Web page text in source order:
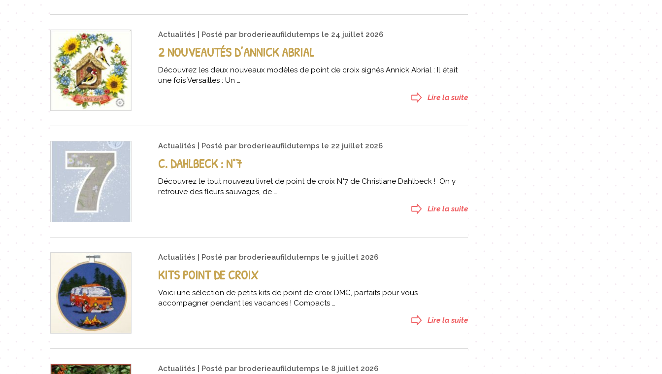
Actualités Posté par broderieaufildutemps le 24 juillet 2026
2 NOUVEAUTÉS D’ANNICK ABRIAL
Découvrez les deux nouveaux modèles de point de croix signés Annick Abrial : Il était
une fois Versailles : Un …
Lire la suite
Actualités Posté par broderieaufildutemps le 22 juillet 2026
C. DAHLBECK : N°7
Découvrez le tout nouveau livret de point de croix N°7 de Christiane Dahlbeck ! On y
retrouve des fleurs sauvages, de …
Lire la suite
Actualités Posté par broderieaufildutemps le 9 juillet 2026
KITS POINT DE CROIX
Voici une sélection de petits kits de point de croix DMC, parfaits pour vous
accompagner pendant les vacances ! Compacts …
Lire la suite
Actualités Posté par broderieaufildutemps le 8 juillet 2026